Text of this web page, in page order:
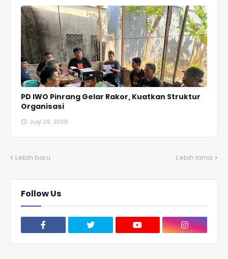
PD IWO Pinrang Gelar Rakor, Kuatkan Struktur
Organisasi
July 29, 2026
Lebih baru Lebih lama
Follow Us